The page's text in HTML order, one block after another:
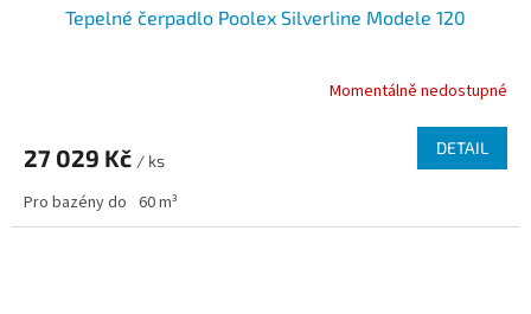
Tepelné čerpadlo Poolex Silverline Modele 120
Momentálně nedostupné
27 029 Kč / ks
DETAIL
Pro bazény do 60 m³